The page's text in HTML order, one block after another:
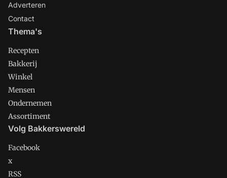
Adverteren
Contact
Thema's
Recepten
Bakkerij
Winkel
Mensen
Ondernemen
Assortiment
Volg Bakkerswereld
Facebook
x
RSS